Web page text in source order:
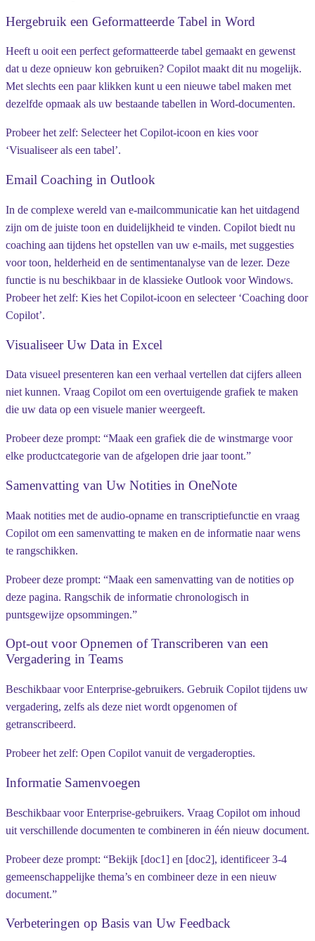
Hergebruik een Geformatteerde Tabel in Word
Heeft u ooit een perfect geformatteerde tabel gemaakt en gewenst
dat u deze opnieuw kon gebruiken? Copilot maakt dit nu mogelijk.
Met slechts een paar klikken kunt u een nieuwe tabel maken met
dezelfde opmaak als uw bestaande tabellen in Word-documenten.
Probeer het zelf: Selecteer het Copilot-icoon en kies voor
‘Visualiseer als een tabel’.
Email Coaching in Outlook
In de complexe wereld van e-mailcommunicatie kan het uitdagend
zijn om de juiste toon en duidelijkheid te vinden. Copilot biedt nu
coaching aan tijdens het opstellen van uw e-mails, met suggesties
voor toon, helderheid en de sentimentanalyse van de lezer. Deze
functie is nu beschikbaar in de klassieke Outlook voor Windows.
Probeer het zelf: Kies het Copilot-icoon en selecteer ‘Coaching door
Copilot’.
Visualiseer Uw Data in Excel
Data visueel presenteren kan een verhaal vertellen dat cijfers alleen
niet kunnen. Vraag Copilot om een overtuigende grafiek te maken
die uw data op een visuele manier weergeeft.
Probeer deze prompt: “Maak een grafiek die de winstmarge voor
elke productcategorie van de afgelopen drie jaar toont.”
Samenvatting van Uw Notities in OneNote
Maak notities met de audio-opname en transcriptiefunctie en vraag
Copilot om een samenvatting te maken en de informatie naar wens
te rangschikken.
Probeer deze prompt: “Maak een samenvatting van de notities op
deze pagina. Rangschik de informatie chronologisch in
puntsgewijze opsommingen.”
Opt-out voor Opnemen of Transcriberen van een
Vergadering in Teams
Beschikbaar voor Enterprise-gebruikers. Gebruik Copilot tijdens uw
vergadering, zelfs als deze niet wordt opgenomen of
getranscribeerd.
Probeer het zelf: Open Copilot vanuit de vergaderopties.
Informatie Samenvoegen
Beschikbaar voor Enterprise-gebruikers. Vraag Copilot om inhoud
uit verschillende documenten te combineren in één nieuw document.
Probeer deze prompt: “Bekijk [doc1] en [doc2], identificeer 3-4
gemeenschappelijke thema’s en combineer deze in een nieuw
document.”
Verbeteringen op Basis van Uw Feedback